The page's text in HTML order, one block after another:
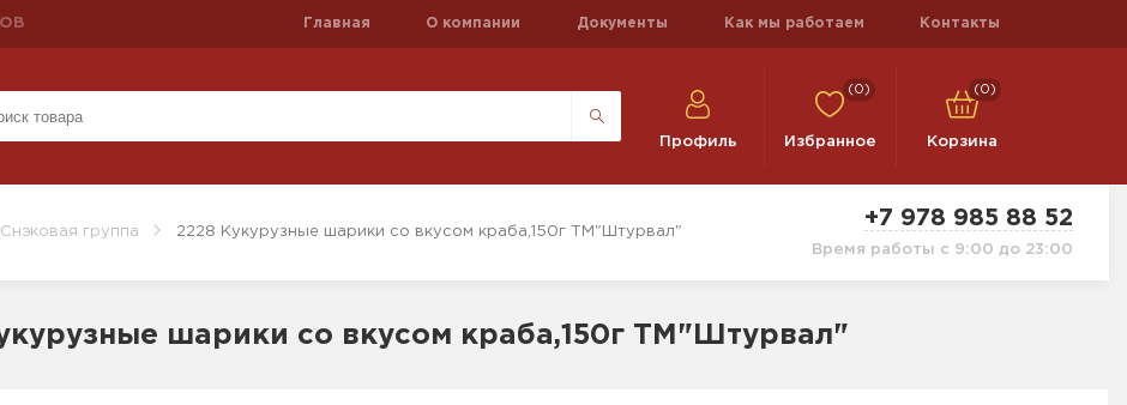
Главная О компании Документы Как мы работаем Контакты
Профиль
(0)
Избранное
(0)
Корзина
Снэковая группа 2228 Кукурузные шарики со вкусом краба,150г ТМ"Штурвал"
+7 978 985 88 52
Время работы с 9:00 до 23:00
шарики со вкусом краба,150г ТМ"Штурвал"